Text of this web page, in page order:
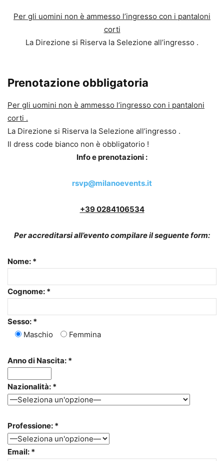
Per gli uomini non è ammesso l’ingresso con i pantaloni
corti
La Direzione si Riserva la Selezione all’ingresso .
Prenotazione obbligatoria
Per gli uomini non è ammesso l’ingresso con i pantaloni
corti .
La Direzione si Riserva la Selezione all’ingresso .
Il dress code bianco non è obbligatorio !
Info e prenotazioni :
rsvp@milanoevents.it
+39 0284106534
Per accreditarsi all’evento compilare il seguente form:
Nome: *
Cognome: *
Sesso: *
Maschio
Femmina
Anno di Nascita: *
Nazionalità: *
Professione: *
Email: *